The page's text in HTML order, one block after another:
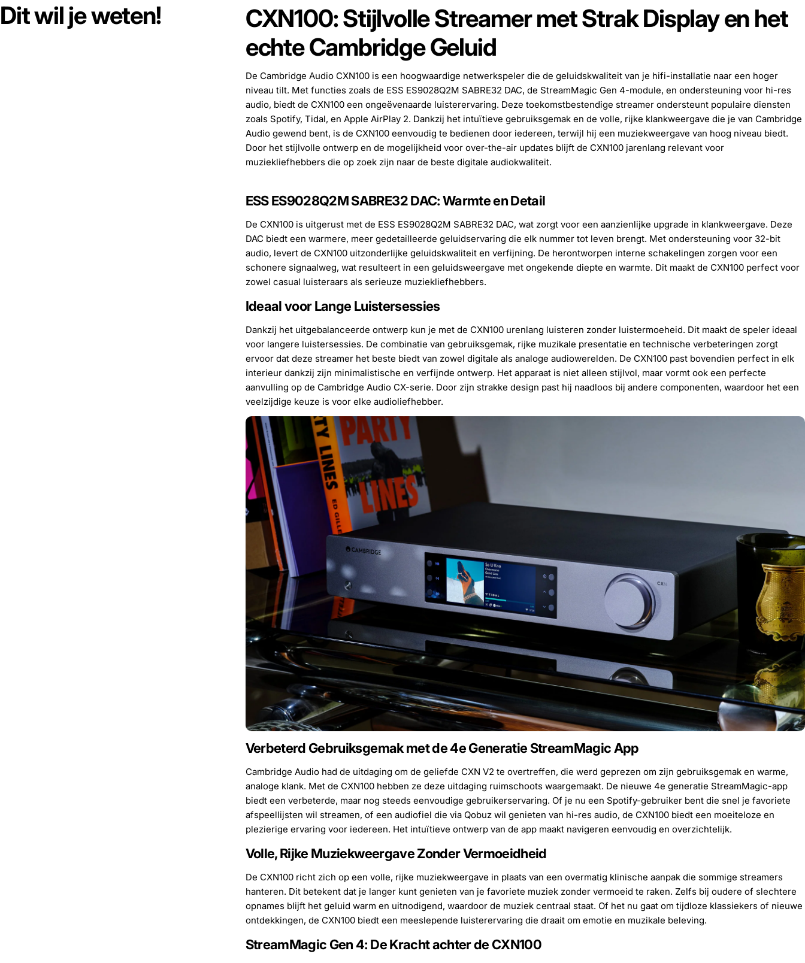
Dit wil je weten!
CXN100: Stijlvolle Streamer met Strak Display en het
echte Cambridge Geluid
De Cambridge Audio CXN100 is een hoogwaardige netwerkspeler die de geluidskwaliteit van je hifi-installatie naar een hoger
niveau tilt. Met functies zoals de ESS ES9028Q2M SABRE32 DAC, de StreamMagic Gen 4-module, en ondersteuning voor hi-res
audio, biedt de CXN100 een ongeëvenaarde luisterervaring. Deze toekomstbestendige streamer ondersteunt populaire diensten
zoals Spotify, Tidal, en Apple AirPlay 2. Dankzij het intuïtieve gebruiksgemak en de volle, rijke klankweergave die je van Cambridge
Audio gewend bent, is de CXN100 eenvoudig te bedienen door iedereen, terwijl hij een muziekweergave van hoog niveau biedt.
Door het stijlvolle ontwerp en de mogelijkheid voor over-the-air updates blijft de CXN100 jarenlang relevant voor
muziekliefhebbers die op zoek zijn naar de beste digitale audiokwaliteit.
ESS ES9028Q2M SABRE32 DAC: Warmte en Detail
De CXN100 is uitgerust met de ESS ES9028Q2M SABRE32 DAC, wat zorgt voor een aanzienlijke upgrade in klankweergave. Deze
DAC biedt een warmere, meer gedetailleerde geluidservaring die elk nummer tot leven brengt. Met ondersteuning voor 32-bit
audio, levert de CXN100 uitzonderlijke geluidskwaliteit en verfijning. De herontworpen interne schakelingen zorgen voor een
schonere signaalweg, wat resulteert in een geluidsweergave met ongekende diepte en warmte. Dit maakt de CXN100 perfect voor
zowel casual luisteraars als serieuze muziekliefhebbers.
Ideaal voor Lange Luistersessies
Dankzij het uitgebalanceerde ontwerp kun je met de CXN100 urenlang luisteren zonder luistermoeheid. Dit maakt de speler ideaal
voor langere luistersessies. De combinatie van gebruiksgemak, rijke muzikale presentatie en technische verbeteringen zorgt
ervoor dat deze streamer het beste biedt van zowel digitale als analoge audiowerelden. De CXN100 past bovendien perfect in elk
interieur dankzij zijn minimalistische en verfijnde ontwerp. Het apparaat is niet alleen stijlvol, maar vormt ook een perfecte
aanvulling op de Cambridge Audio CX-serie. Door zijn strakke design past hij naadloos bij andere componenten, waardoor het een
veelzijdige keuze is voor elke audioliefhebber.
Verbeterd Gebruiksgemak met de 4e Generatie StreamMagic App
Cambridge Audio had de uitdaging om de geliefde CXN V2 te overtreffen, die werd geprezen om zijn gebruiksgemak en warme,
analoge klank. Met de CXN100 hebben ze deze uitdaging ruimschoots waargemaakt. De nieuwe 4e generatie StreamMagic-app
biedt een verbeterde, maar nog steeds eenvoudige gebruikerservaring. Of je nu een Spotify-gebruiker bent die snel je favoriete
afspeellijsten wil streamen, of een audiofiel die via Qobuz wil genieten van hi-res audio, de CXN100 biedt een moeiteloze en
plezierige ervaring voor iedereen. Het intuïtieve ontwerp van de app maakt navigeren eenvoudig en overzichtelijk.
Volle, Rijke Muziekweergave Zonder Vermoeidheid
De CXN100 richt zich op een volle, rijke muziekweergave in plaats van een overmatig klinische aanpak die sommige streamers
hanteren. Dit betekent dat je langer kunt genieten van je favoriete muziek zonder vermoeid te raken. Zelfs bij oudere of slechtere
opnames blijft het geluid warm en uitnodigend, waardoor de muziek centraal staat. Of het nu gaat om tijdloze klassiekers of nieuwe
ontdekkingen, de CXN100 biedt een meeslepende luisterervaring die draait om emotie en muzikale beleving.
StreamMagic Gen 4: De Kracht achter de CXN100